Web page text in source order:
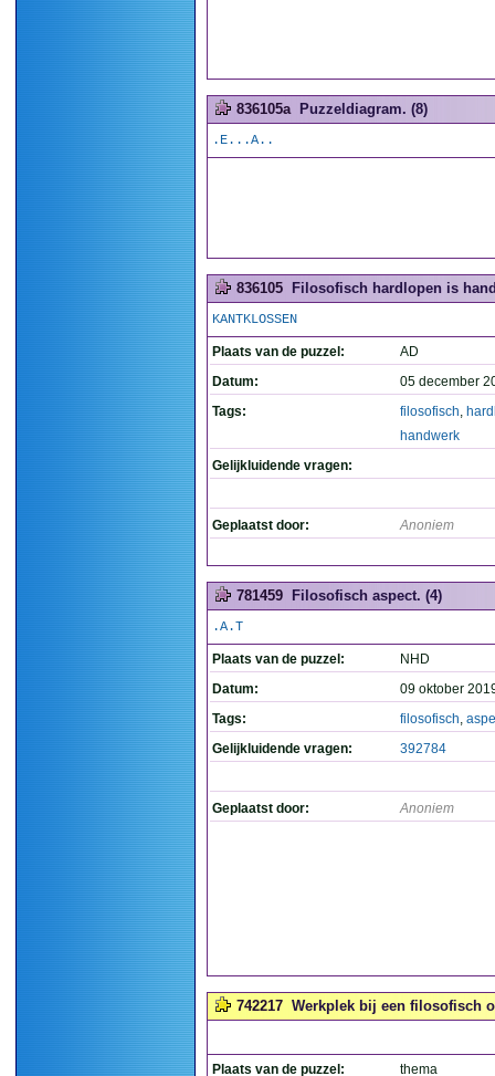
836105a Puzzeldiagram. (8)
.E...A..
836105 Filosofisch hardlopen is
KANTKLOSSEN
Plaats van de puzzel:
AD
Datum:
05 december
Tags:
filosofisch,
handwerk
Gelijkluidende vragen:
Geplaatst door: Anoniem
781459 Filosofisch aspect. (4)
.A.T
Plaats van de puzzel:
NHD
Datum:
09 oktober
Tags:
filosofisch,
Gelijkluidende vragen:
392784
Geplaatst door: Anoniem
742217 Werkplek bij een filosofisch
Plaats van de puzzel:
thema